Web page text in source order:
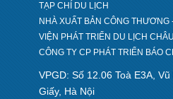
TẠP CHÍ DU LỊCH
NHÀ XUẤT BẢN CÔNG
VIỆN PHÁT TRIỂN DU LỊCH CHÂU
CÔNG TY CP PHÁT TRIỂN BÁO
VPGD: Số 12.06 Toà E3A,
Giấy, Hà Nội